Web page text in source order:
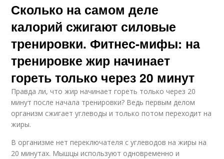
Сколько на самом деле
калорий сжигают силовые
тренировки. Фитнес-мифы: на
тренировке жир начинает
гореть только через 20 минут
Правда ли, что жир начинает гореть только через 20
минут после начала тренировки? Ведь первым делом
организм сжигает углеводы и только потом переходит на
жиры.
В организме нет переключателя с углеводов на жиры на
20 минутах. Мышцы используют одновременно и